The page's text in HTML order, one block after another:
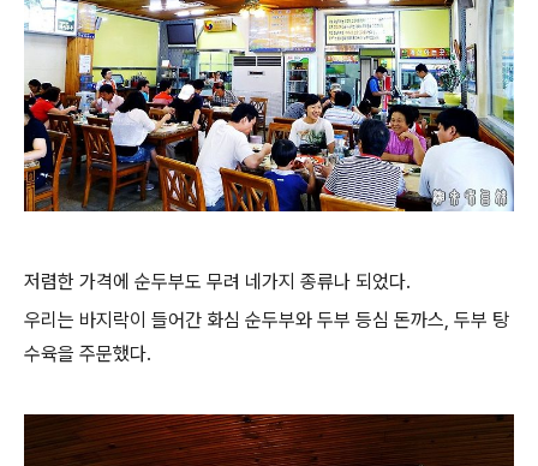
저렴한 가격에 순두부도 무려 네가지 종류나 되었다.
우리는 바지락이 들어간 화심 순두부와 두부 등심 돈까스, 두부 탕
수육을 주문했다.